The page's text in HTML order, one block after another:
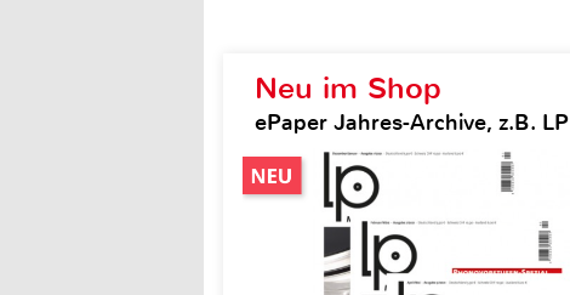
Neu im Shop
ePaper Jahres-Archive, z.B. LP